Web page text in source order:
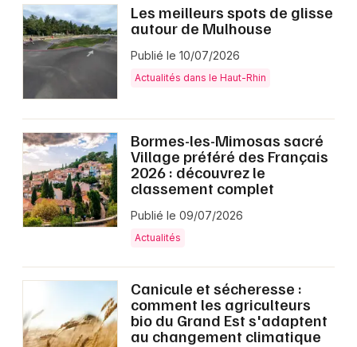
Les meilleurs spots de glisse
autour de Mulhouse
Publié le 10/07/2026
Actualités dans le Haut-Rhin
Bormes-les-Mimosas sacré
Village préféré des Français
2026 : découvrez le
classement complet
Publié le 09/07/2026
Actualités
Canicule et sécheresse :
comment les agriculteurs
bio du Grand Est s'adaptent
au changement climatique